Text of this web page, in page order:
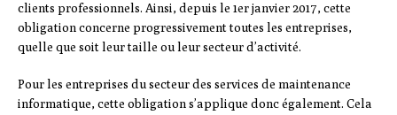
clients professionnels. Ainsi, depuis le 1er janvier 2017, cette
obligation concerne progressivement toutes les entreprises,
quelle que soit leur taille ou leur secteur d’activité.
Pour les entreprises du secteur des services de maintenance
informatique, cette obligation s’applique donc également. Cela